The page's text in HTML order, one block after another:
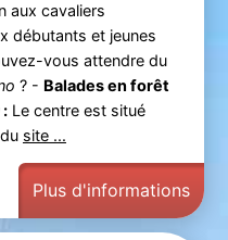
aux cavaliers
débutants et jeunes
vous attendre du
? - Balades en forêt
:Le centre est situé
site ...
Plus d'informations